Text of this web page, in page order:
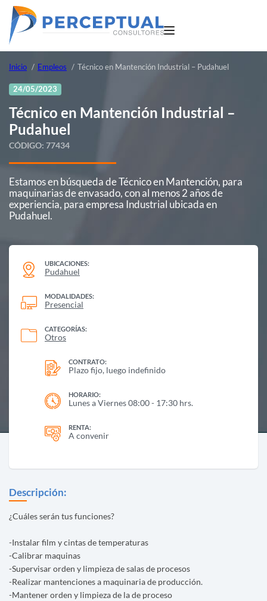
Inicio Empleos Técnico en Mantención Industrial – Pudahuel
24/05/2023
Técnico en Mantención Industrial –
Pudahuel
CÓDIGO: 77434
Estamos en búsqueda de Técnico en Mantención, para
maquinarias de envasado, con al menos 2 años de
experiencia, para empresa Industrial ubicada en
Pudahuel.
UBICACIONES:
Pudahuel
MODALIDADES:
Presencial
CATEGORÍAS:
Otros
CONTRATO:
Plazo fijo, luego indefinido
HORARIO:
Lunes a Viernes 08:00 - 17:30 hrs.
RENTA:
A convenir
Descripción:
¿Cuáles serán tus funciones?
-Instalar film y cintas de temperaturas
-Calibrar maquinas
-Supervisar orden y limpieza de salas de procesos
-Realizar mantenciones a maquinaria de producción.
-Mantener orden y limpieza de la de proceso